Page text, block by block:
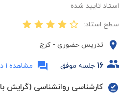
استاد تایید شده
سطح استاد:
تدریس حضوری - کرج
16 جلسه موفق مشاهده 1 دیدگاه
کارشناسی روانشناسی (گرایش